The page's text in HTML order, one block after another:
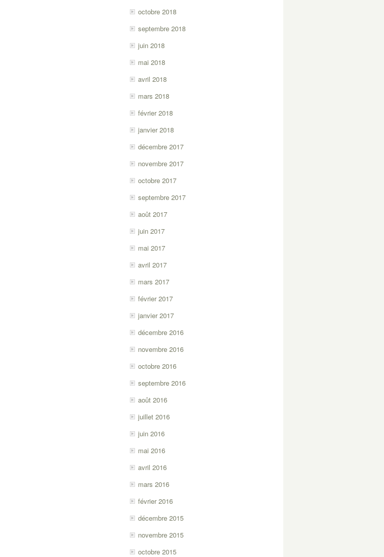
octobre 2018
septembre 2018
juin 2018
mai 2018
avril 2018
mars 2018
février 2018
janvier 2018
décembre 2017
novembre 2017
octobre 2017
septembre 2017
août 2017
juin 2017
mai 2017
avril 2017
mars 2017
février 2017
janvier 2017
décembre 2016
novembre 2016
octobre 2016
septembre 2016
août 2016
juillet 2016
juin 2016
mai 2016
avril 2016
mars 2016
février 2016
décembre 2015
novembre 2015
octobre 2015